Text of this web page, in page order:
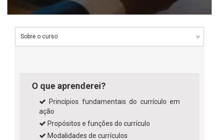
O que aprenderei?
Princípios fundamentais do currículo em
ação
Propósitos e funções do currículo
Modalidades de currículos